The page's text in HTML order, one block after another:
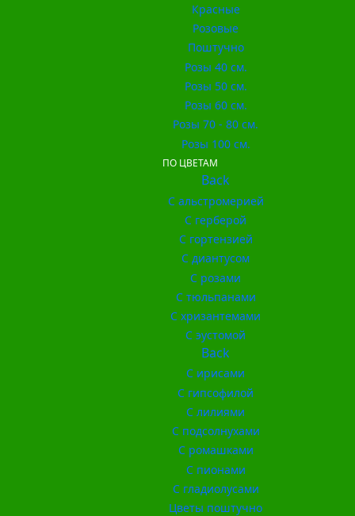
Красные
Розовые
Поштучно
Розы 40 см.
Розы 50 см.
Розы 60 см.
Розы 70 - 80 см.
Розы 100 см.
ПО ЦВЕТАМ
Back
С альстромерией
С герберой
С гортензией
С диантусом
С розами
С тюльпанами
С хризантемами
С эустомой
Back
С ирисами
С гипсофилой
С лилиями
С подсолнухами
С ромашками
С пионами
С гладиолусами
Цветы поштучно